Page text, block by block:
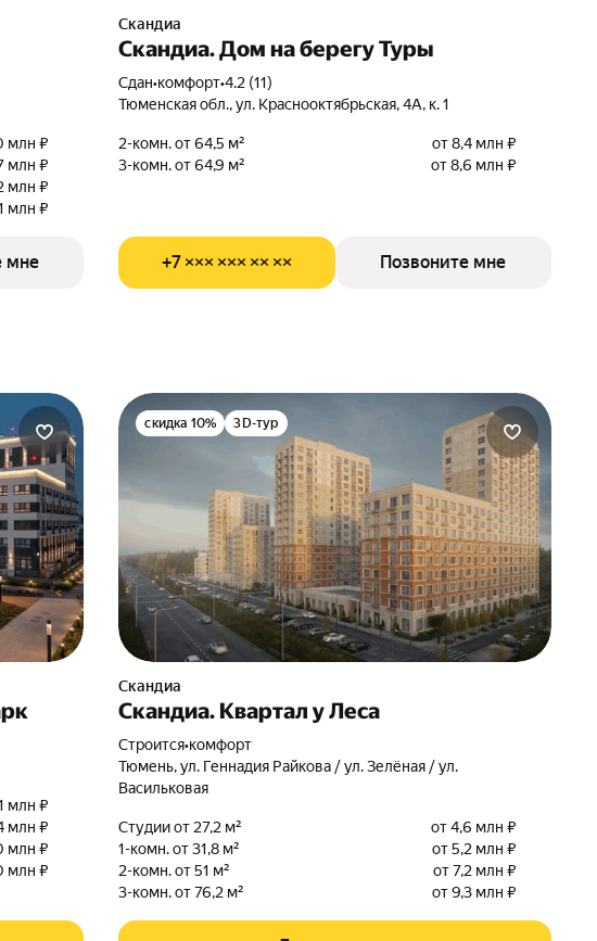
млн ₽
млн ₽
млн ₽
млн ₽
мне
Скандиа
Скандиа. Дом на берегу Туры
Сдан•комфорт•4.2 (11)
Тюменская обл., ул. Краснооктябрьская, 4А, к. 1
2-комн. от 64,5 м²
от 8,4 млн ₽
3-комн. от 64,9 м²
от 8,6 млн ₽
+7 ××× ××× ×× ×× Позвоните мне
млн ₽
млн ₽
млн ₽
млн ₽
скидка 10% 3D-тур
Скандиа
Скандиа. Квартал у Леса
Строится•комфорт
Тюмень, ул. Геннадия Райкова / ул. Зелёная / ул.
Васильковая
Студии от 27,2 м²
от 4,6 млн ₽
1-комн. от 31,8 м²
от 5,2 млн ₽
2-комн. от 51 м²
от 7,2 млн ₽
3-комн. от 76,2 м²
от 9,3 млн ₽